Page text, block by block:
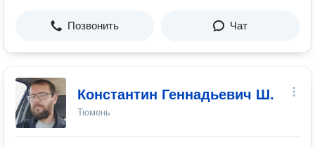
Позвонить Чат
Константин Геннадьевич Ш.
Тюмень